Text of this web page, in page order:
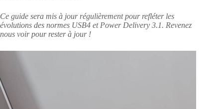
Ce guide sera mis à jour régulièrement pour refléter les
évolutions des normes USB4 et Power Delivery 3.1. Revenez
nous voir pour rester à jour !